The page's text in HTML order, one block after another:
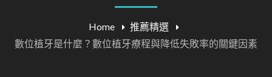
Home
推薦精選
數位植牙是什麼？數位植牙療程與降低失敗率的關鍵因素